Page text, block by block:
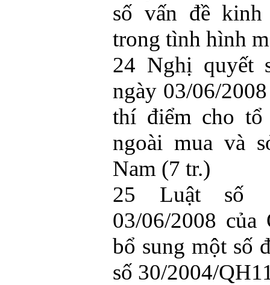
số vấn đề
trong tình hình
24 Nghị quyết
ngày 03/06/
thí điểm cho tổ
ngoài mua và
Nam (7 tr.)
25 Luật số
03/06/2008
bổ sung một số
số 30/2004/